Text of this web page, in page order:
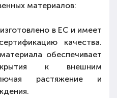
материалов:
изготовлено в ЕС и имеет
качества.
обеспечивает
к внешним
растяжение и